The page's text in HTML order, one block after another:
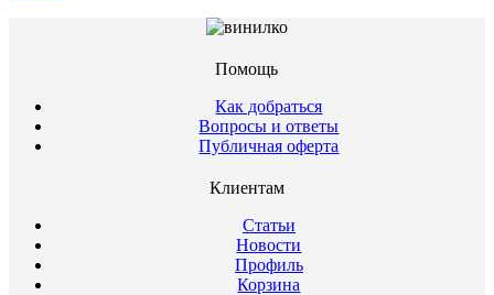
Помощь
Как добраться
Вопросы и ответы
Публичная оферта
Клиентам
Статьи
Новости
Профиль
Корзина